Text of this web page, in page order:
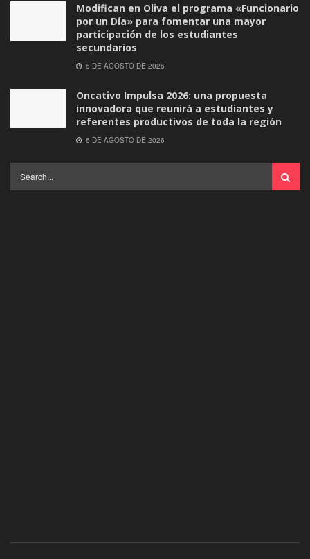
Modifican en Oliva el programa «Funcionario
por un Día» para fomentar una mayor
participación de los estudiantes
secundarios
6 DE AGOSTO DE 2026
Oncativo Impulsa 2026: una propuesta
innovadora que reunirá a estudiantes y
referentes productivos de toda la región
6 DE AGOSTO DE 2026